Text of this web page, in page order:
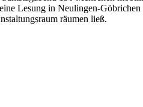
Lesung in Neulingen-
räumen ließ.